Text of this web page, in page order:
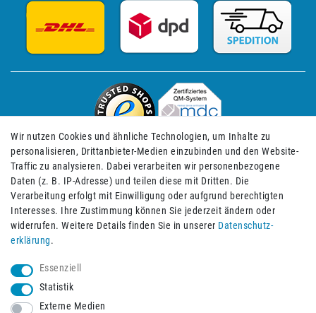
Impressum Daten­schutz­erklärung AGB
Wir nutzen Cookies und ähnliche Technologien, um Inhalte zu
personalisieren, Drittanbieter-Medien einzubinden und den Website-
Traffic zu analysieren. Dabei verarbeiten wir personenbezogene
Daten (z. B. IP-Adresse) und teilen diese mit Dritten. Die
Verarbeitung erfolgt mit Einwilligung oder aufgrund berechtigten
Interesses. Ihre Zustimmung können Sie jederzeit ändern oder
widerrufen. Weitere Details finden Sie in unserer Daten­schutz­
erklärung.
Essenziell
Statistik
Externe Medien